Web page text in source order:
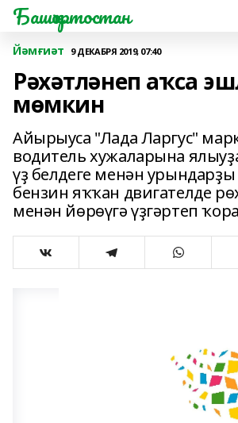
Башҡортостан
Йәмғиәт 9 ДЕКАБРЯ 2019, 07:40
Рәхәтләнеп аҡса
мөмкин
Айырыуса "Лада Ларгус"
водитель хужаларына
үҙ белдеге менән
бензин яҡҡан двигателде
менән йөрөүгә үҙгәртеп